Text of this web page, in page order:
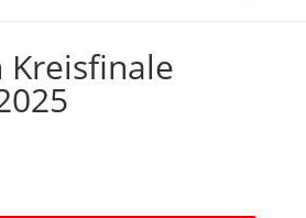
Kreisfinale